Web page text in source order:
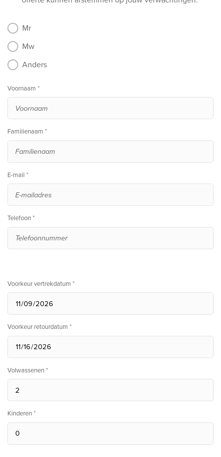
Mr
Mw
Anders
Voornaam *
Familienaam *
E-mail *
Telefoon *
Voorkeur vertrekdatum *
Voorkeur retourdatum *
Volwassenen *
Kinderen *